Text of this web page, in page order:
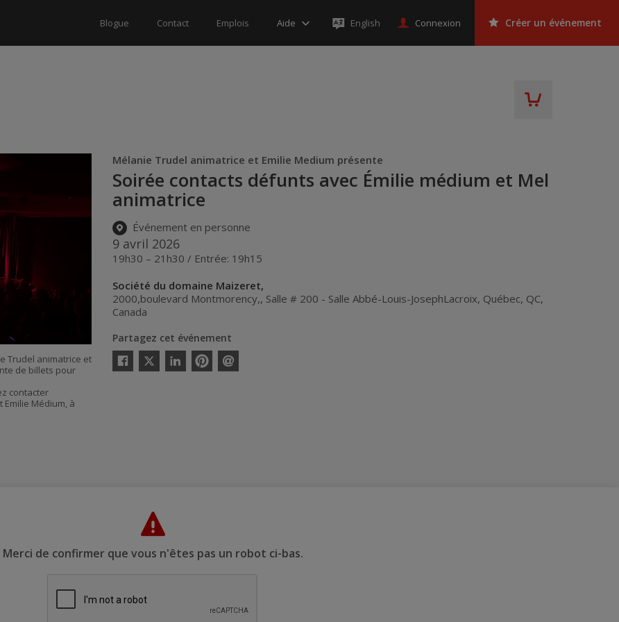
Blogue Contact Emplois Aide English Connexion Créer un événement
Mélanie Trudel animatrice et Emilie Medium présente
Soirée contacts défunts avec Émilie médium et Mel
animatrice
Événement en personne
9 avril 2026
19h30 – 21h30 / Entrée: 19h15
Société du domaine Maizeret,
2000,boulevard Montmorency,, Salle # 200 - Salle Abbé-Louis-JosephLacroix, Québec, QC,
Canada
Partagez cet événement
Facebook
Twitter
LinkedinPinterestEnvoyer
Trudel animatrice et
de billets pour
contacter
Emilie Médium, à
Merci de confirmer que vous n'êtes pas un robot ci-bas.